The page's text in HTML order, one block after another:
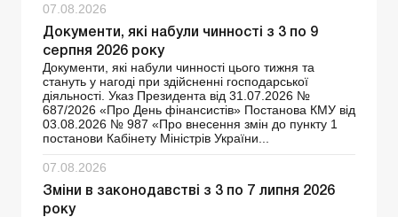
07.08.2026
Документи, які набули чинності з 3 по 9
серпня 2026 року
Документи, які набули чинності цього тижня та
стануть у нагоді при здійсненні господарської
діяльності. Указ Президента від 31.07.2026 №
687/2026 «Про День фінансистів» Постанова КМУ від
03.08.2026 № 987 «Про внесення змін до пункту 1
постанови Кабінету Міністрів України...
07.08.2026
Зміни в законодавстві з 3 по 7 липня 2026
року